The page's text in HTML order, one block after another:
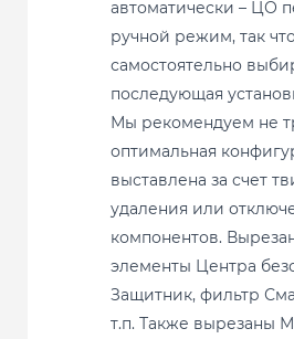
автоматически – ЦО
ручной режим, так
самостоятельно
последующая
Мы рекомендуем не
оптимальная
выставлена за счет
удаления или
компонентов.
элементы Центра
Защитник, фильтр
т.п. Также вырезаны